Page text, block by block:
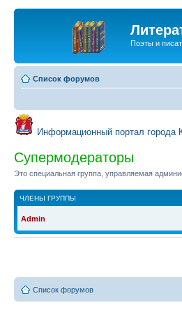
Поэты и
Список форумов
Информационный портал города
Супермодераторы
Это специальная группа, управляемая
ЧЛЕНЫ ГРУППЫ
Admin
Список форумов